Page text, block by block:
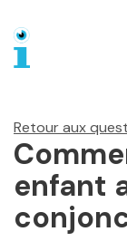
Retour aux
enfant